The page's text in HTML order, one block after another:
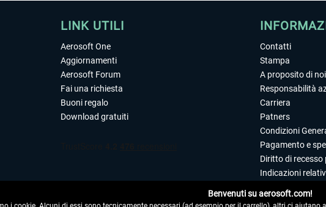
LINK UTILI
Aerosoft One
Aggiornamenti
Aerosoft Forum
Fai una richiesta
Buoni regalo
Download gratuiti
Contatti
Stampa
A proposito di noi
Responsabilità
Carriera
Patners
Condizioni
Pagamento e
Diritto di
Indicazioni
Editoriale
Benvenuti su aerosoft.com!